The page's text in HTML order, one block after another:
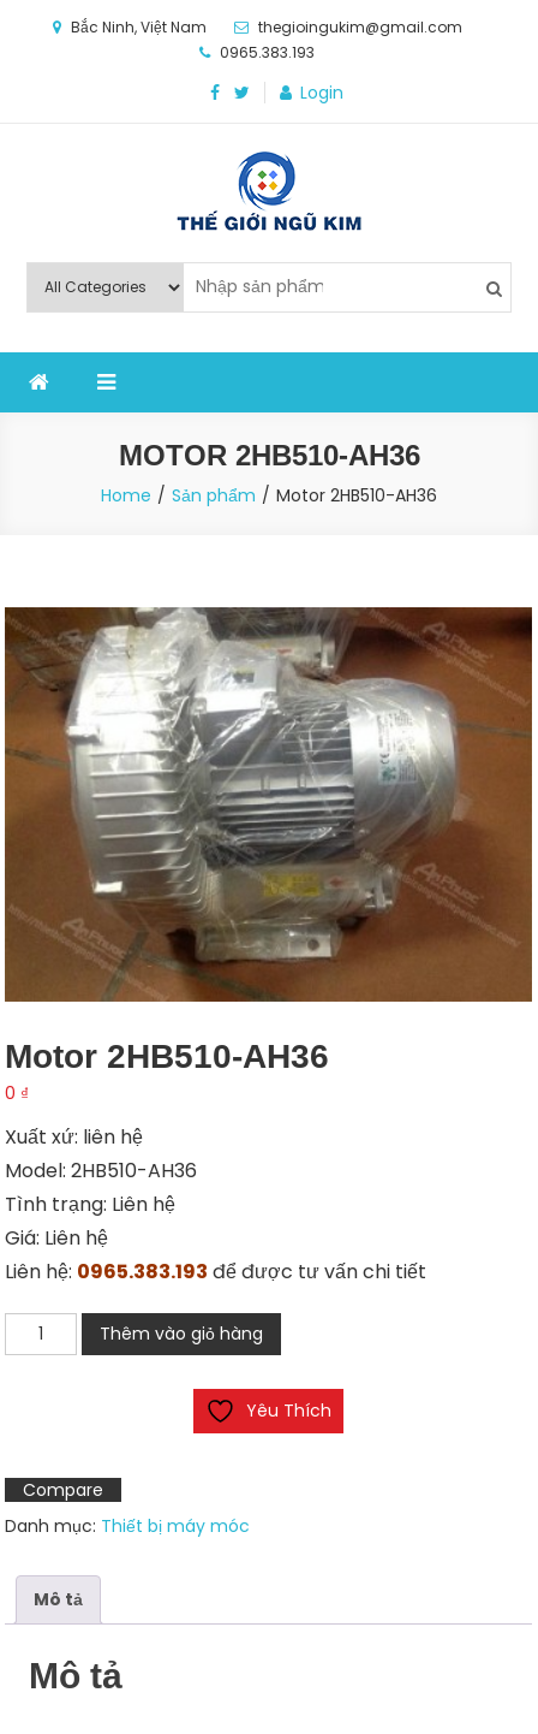
Bắc Ninh, Việt Nam
thegioingukim@gmail.com
0965.383.193
Login
Thế Giới Ngũ Kim
nghiệp sản xuất
MOTOR 2HB510-AH36
Home Sản phẩm Motor 2HB510-AH36
Motor 2HB510-AH36
0 ₫
Xuất xứ: liên hệ
Model: 2HB510-AH36
Tình trạng: Liên hệ
Giá: Liên hệ
Liên hệ: 0965.383.193 để được tư vấn chi tiết
Motor
2HB510-
Thêm vào giỏ hàng
Yêu Thích
Compare
Danh mục: Thiết bị máy móc
Mô tả
Mô tả